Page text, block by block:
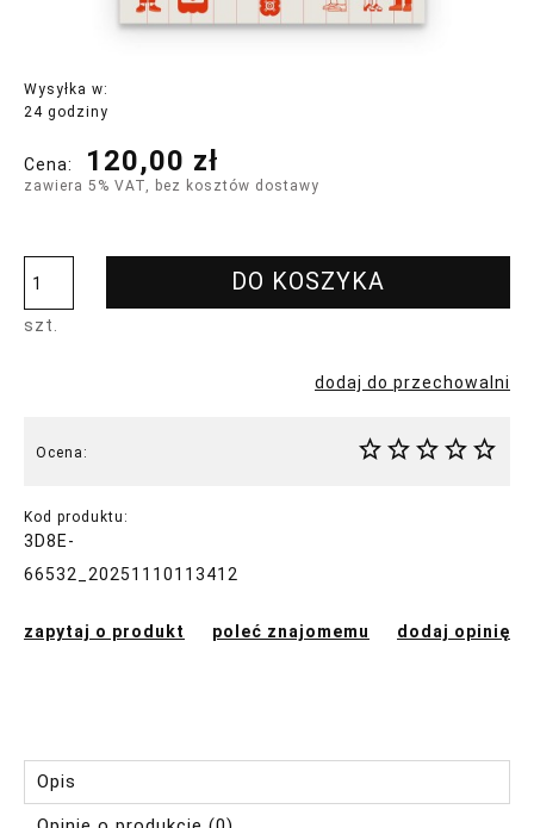
Wysyłka w:
24 godziny
Cena: 120,00 zł
zawiera 5% VAT, bez kosztów dostawy
szt.
DO KOSZYKA
dodaj do przechowalni
Ocena:
Kod produktu:
3D8E-
66532_20251110113412
zapytaj o produkt poleć znajomemu dodaj opinię
Opis